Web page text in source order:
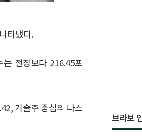
타냈다.
는 전장보다 218.45포
기술주 중심의 나스
브라보